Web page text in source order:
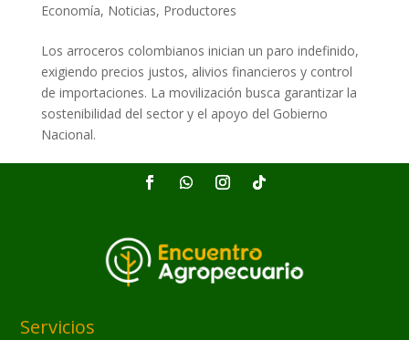
Economía, Noticias, Productores
Los arroceros colombianos inician un paro indefinido,
exigiendo precios justos, alivios financieros y control
de importaciones. La movilización busca garantizar la
sostenibilidad del sector y el apoyo del Gobierno
Nacional.
Servicios